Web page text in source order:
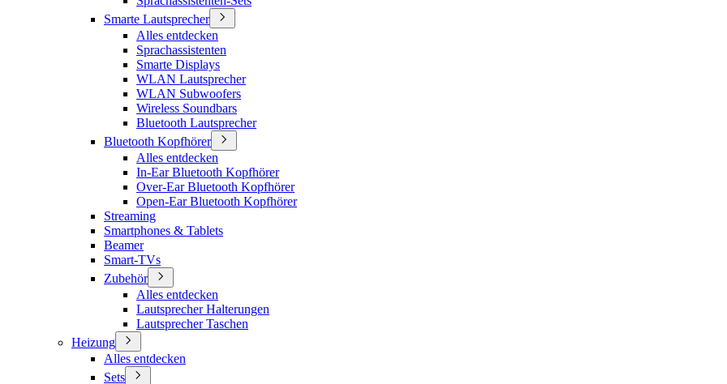
Smarte Lautsprecher
Alles entdecken
Sprachassistenten
Smarte Displays
WLAN Lautsprecher
WLAN Subwoofers
Wireless Soundbars
Bluetooth Lautsprecher
Bluetooth Kopfhörer
Alles entdecken
In-Ear Bluetooth Kopfhörer
Over-Ear Bluetooth Kopfhörer
Open-Ear Bluetooth Kopfhörer
Streaming
Smartphones & Tablets
Beamer
Smart-TVs
Zubehör
Alles entdecken
Lautsprecher Halterungen
Lautsprecher Taschen
Heizung
Alles entdecken
Sets